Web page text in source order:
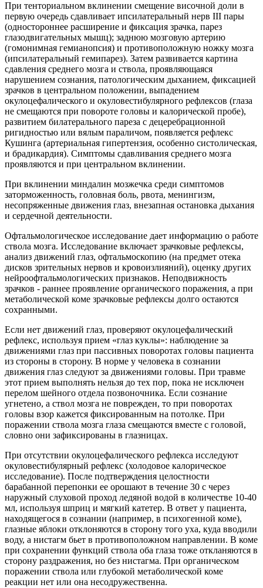
При тенториальном вклинении смещение височной доли в
первую очередь сдавливает ипсилатеральный нерв III пары
(одностороннее расширение и фиксация зрачка, парез
глазодвигательных мышц); заднюю мозговую артерию
(гомонимная гемианопсия) и противоположную ножку мозга
(ипсилатеральный гемипарез). Затем развивается картина
сдавления среднего мозга и ствола, проявляющаяся
нарушением сознания, патологическим дыханием, фиксацией
зрачков в центральном положении, выпадением
окулоцефалического и окуловестибулярного рефлексов (глаза
не смещаются при повороте головы и калорической пробе),
развитием билатерального пареза с децеребрационной
ригидностью или вялым параличом, появляется рефлекс
Кушинга (артериальная гипертензия, особенно систолическая,
и брадикардия). Симптомы сдавливания среднего мозга
проявляются и при центральном вклинении.
При вклинении миндалин мозжечка среди симптомов
заторможенность, головная боль, рвота, менингизм,
несопряженные движения глаз, внезапная остановка дыхания
и сердечной деятельности.
Офтальмологическое исследование дает информацию о работе
ствола мозга. Исследование включает зрачковые рефлексы,
анализ движений глаз, офтальмоскопию (на предмет отека
дисков зрительных нервов и кровоизлияний), оценку других
нейроофтальмологических признаков. Неподвижность
зрачков - раннее проявление органического поражения, а при
метаболической коме зрачковые рефлексы долго остаются
сохранными.
Если нет движений глаз, проверяют окулоцефалический
рефлекс, используя прием «глаз куклы»: наблюдение за
движениями глаз при пассивных поворотах головы пациента
из стороны в сторону. В норме у человека в сознании
движения глаз следуют за движениями головы. При травме
этот прием выполнять нельзя до тех пор, пока не исключен
перелом шейного отдела позвоночника. Если сознание
угнетено, а ствол мозга не поврежден, то при поворотах
головы взор кажется фиксированным на потолке. При
поражении ствола мозга глаза смещаются вместе с головой,
словно они зафиксированы в глазницах.
При отсутствии окулоцефалического рефлекса исследуют
окуловестибулярный рефлекс (холодовое калорическое
исследование). После подтверждения целостности
барабанной перепонки ее орошают в течение 30 с через
наружный слуховой проход ледяной водой в количестве 10-40
мл, используя шприц и мягкий катетер. В ответ у пациента,
находящегося в сознании (например, в психогенной коме),
глазные яблоки отклоняются в сторону того уха, куда вводили
воду, а нистагм бьет в противоположном направлении. В коме
при сохранении функций ствола оба глаза тоже откланяются в
сторону раздражения, но без нистагма. При органическом
поражении ствола или глубокой метаболической коме
реакции нет или она несодружественна.